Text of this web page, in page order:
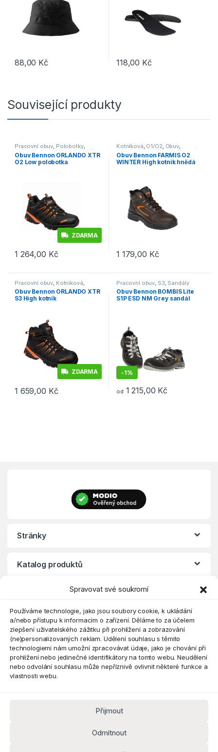
Spravovat své soukromí
Používáme technologie, jako jsou soubory cookie, k ukládání
a/nebo přístupu k informacím o zařízení. Děláme to za účelem
zlepšení uživatelského zážitku při prohlížení a zobrazování
(ne)personalizovaných reklam. Udělení souhlasu s těmito
technologiemi nám umožní zpracovávat údaje, jako je chování při
prohlížení nebo jedinečné identifikátory na tomto webu. Neudělení
nebo odvolání souhlasu může nepříznivě ovlivnit některé funkce a
vlastnosti webu.
Přijmout
Odmítnout
88,00 Kč 118,00 Kč
Tento produkt má více
Související produkty
Pracovní obuv, Polobotky,
O1/O1P/O2 Outdoor a volný čas
Obuv Bennon ORLANDO XTR
O2 Low polobotka
ZDARMA
1 264,00 Kč
Tento produkt má více variant. Možnosti lze vybrat na stránce
Kotníková, O1/O2, Obuv,
Outdoor a volný čas,Pracovní
obuv
Obuv Bennon FARMIS O2
WINTER High kotník hnědá
1 179,00 Kč
Tento produkt má více
Pracovní obuv Kotníková
S3/S1P
Obuv Bennon ORLANDO XTR
S3 High kotník
ZDARMA
1 659,00 Kč
Tento produkt má více variant. Možnosti lze vybrat na stránce
Pracovní obuv S3 Sandály
Obuv Bennon BOMBIS Lite
S1P ESD NM Grey sandál
-1%
od 1 215,00 Kč
Stránky
Katalog produktů
Máte dotaz? Kontaktujte nás
k.cz